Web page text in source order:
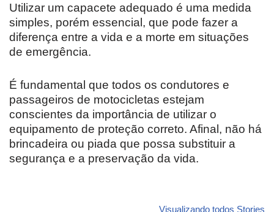
Utilizar um capacete adequado é uma medida
simples, porém essencial, que pode fazer a
diferença entre a vida e a morte em situações
de emergência.
É fundamental que todos os condutores e
passageiros de motocicletas estejam
conscientes da importância de utilizar o
equipamento de proteção correto. Afinal, não há
brincadeira ou piada que possa substituir a
segurança e a preservação da vida.
Visualizando todos Stories
Dodge pode ter
que